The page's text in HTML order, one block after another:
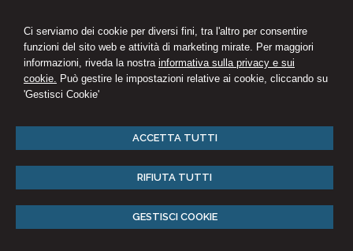
Ci serviamo dei cookie per diversi fini, tra l'altro per consentire
funzioni del sito web e attività di marketing mirate. Per maggiori
informazioni, riveda la nostra informativa sulla privacy e sui
cookie. Può gestire le impostazioni relative ai cookie, cliccando su
'Gestisci Cookie'
ACCETTA TUTTI
RIFIUTA TUTTI
GESTISCI COOKIE